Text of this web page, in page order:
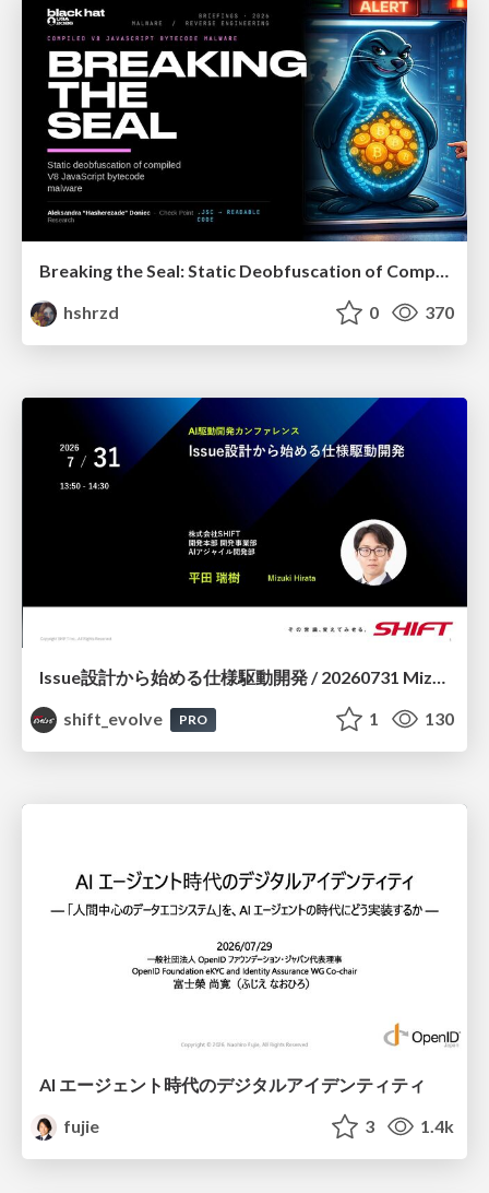
Breaking the Seal: Static Deobfuscation of Compiled V8 JavaScript Bytecode Malware
hshrzd
0 370
Issue設計から始める仕様駆動開発 / 20260731 Mizuki Hirata
shift_evolve
PRO 1 130
AI エージェント時代のデジタルアイデンティティ
fujie
3 1.4k